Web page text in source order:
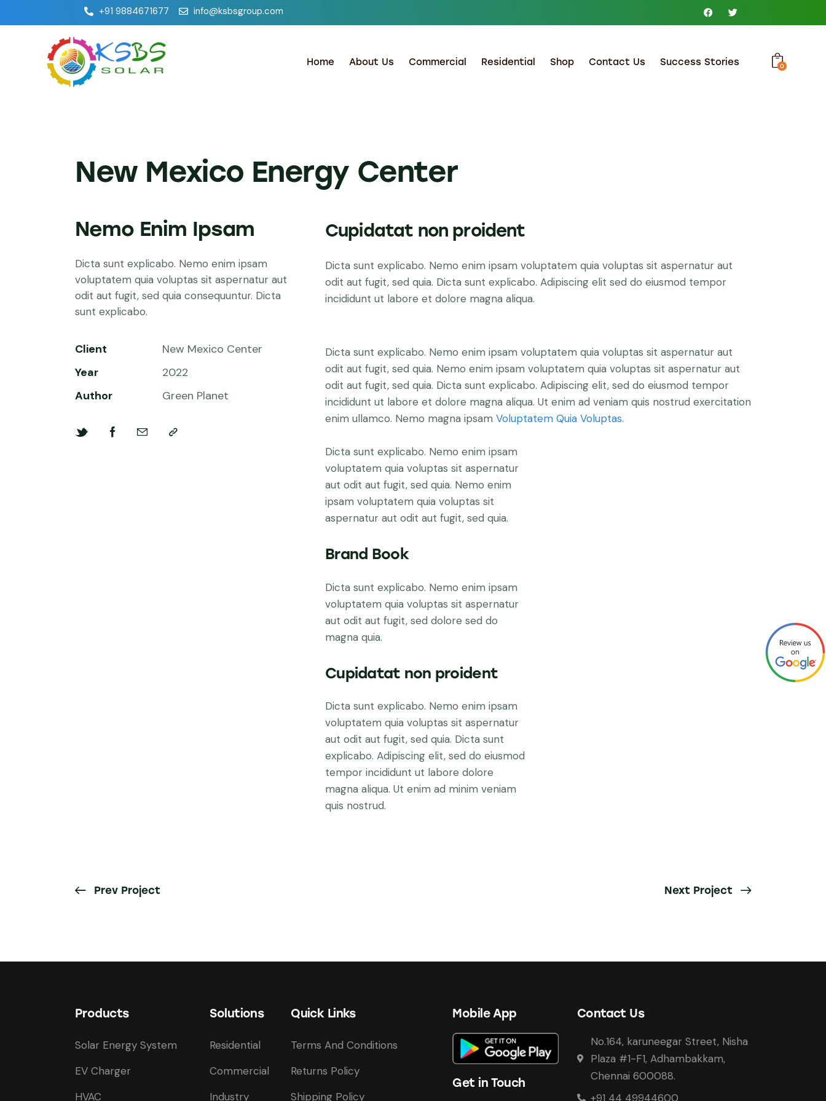
+91 9884671677 info@ksbsgroup.com
Home About Us Commercial Residential Shop Contact Us Success Stories 0
New Mexico Energy Center
Nemo Enim Ipsam
Dicta sunt explicabo. Nemo enim ipsam
voluptatem quia voluptas sit aspernatur aut
odit aut fugit, sed quia consequuntur. Dicta
sunt explicabo.
Client
New Mexico Center
Year
2022
Author
Green Planet
Cupidatat non proident
Dicta sunt explicabo. Nemo enim ipsam voluptatem quia voluptas sit aspernatur aut
odit aut fugit, sed quia. Dicta sunt explicabo. Adipiscing elit sed do eiusmod tempor
incididunt ut labore et dolore magna aliqua.
Dicta sunt explicabo. Nemo enim ipsam voluptatem quia voluptas sit aspernatur aut
odit aut fugit, sed quia. Nemo enim ipsam voluptatem quia voluptas sit aspernatur aut
odit aut fugit, sed quia. Dicta sunt explicabo. Adipiscing elit, sed do eiusmod tempor
incididunt ut labore et dolore magna aliqua. Ut enim ad veniam quis nostrud exercitation
enim ullamco. Nemo magna ipsam Voluptatem Quia Voluptas.
Dicta sunt explicabo. Nemo enim ipsam
voluptatem quia voluptas sit aspernatur
aut odit aut fugit, sed quia. Nemo enim
ipsam voluptatem quia voluptas sit
aspernatur aut odit aut fugit, sed quia.
Brand Book
Dicta sunt explicabo. Nemo enim ipsam
voluptatem quia voluptas sit aspernatur
aut odit aut fugit, sed dolore sed do
magna quia.
Cupidatat non proident
Dicta sunt explicabo. Nemo enim ipsam
voluptatem quia voluptas sit aspernatur
aut odit aut fugit, sed quia. Dicta sunt
explicabo. Adipiscing elit, sed do eiusmod
tempor incididunt ut labore dolore
magna aliqua. Ut enim ad minim veniam
quis nostrud.
Prev Project Next Project
Products
Solar Energy System
EV Charger
HVAC
Solutions
Residential
Commercial
Industry
Quick Links
Terms And Conditions
Returns Policy
Shipping Policy
Mobile App
Get in Touch
Contact Us
No.164, karuneegar Street, Nisha
Plaza #1-F1, Adhambakkam,
Chennai 600088.
+91 44 49944600